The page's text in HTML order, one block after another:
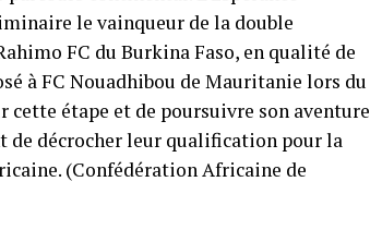
le vainqueur de la double
FC du Burkina Faso, en qualité de
à FC Nouadhibou de Mauritanie lors du
étape et de poursuivre son aventure
de décrocher leur qualification pour la
(Confédération Africaine de